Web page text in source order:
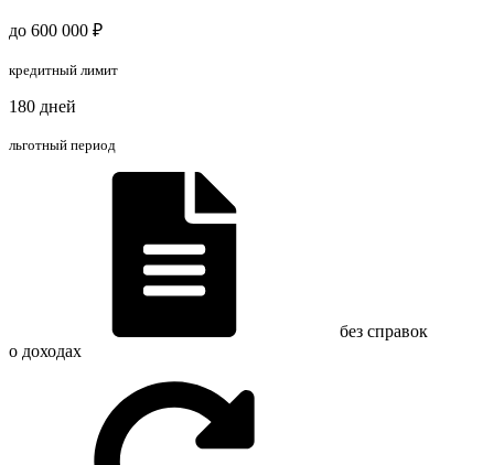
до 600 000 ₽
кредитный лимит
180 дней
льготный период
без справок
о доходах